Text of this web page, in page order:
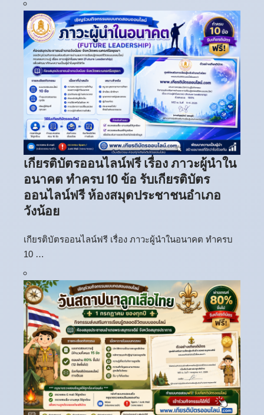
เกียรติบัตรออนไลน์ฟรี เรื่อง ภาวะผู้นำใน
อนาคต ทำครบ 10 ข้อ รับเกียรติบัตร
ออนไลน์ฟรี ห้องสมุดประชาชนอำเภอ
วังน้อย
เกียรติบัตรออนไลน์ฟรี เรื่อง ภาวะผู้นำในอนาคต ทำครบ
10 …